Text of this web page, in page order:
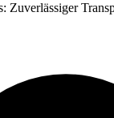
Zuverlässiger